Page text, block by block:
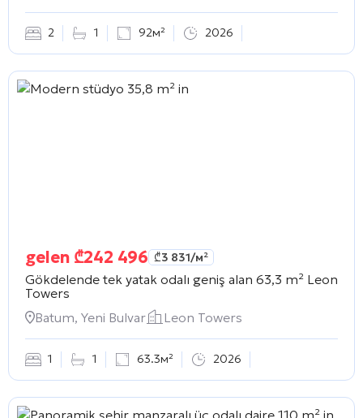
2 1 92м² 2026
gelen ₾242 496 ₾3 831/м²
Gökdelende tek yatak odalı geniş alan 63,3 m² Leon
Towers
Batum, Yeni Bulvar
Leon Towers
1 1 63.3м² 2026